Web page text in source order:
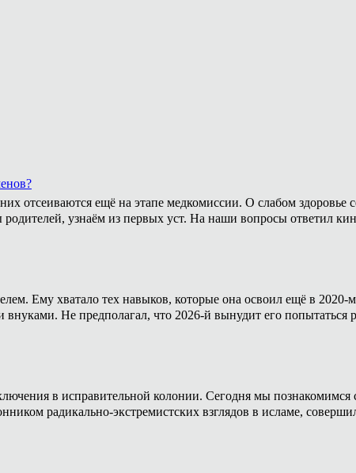
отсеиваются ещё на этапе медкомиссии. О слабом здоровье
узнаём из первых уст. На наши вопросы ответил
Ему хватало тех навыков, которые она освоил ещё в
Не предполагал, что 2026-й вынудит его попытаться
в исправительной колонии. Сегодня мы
радикально-экстремистских взглядов в исламе,